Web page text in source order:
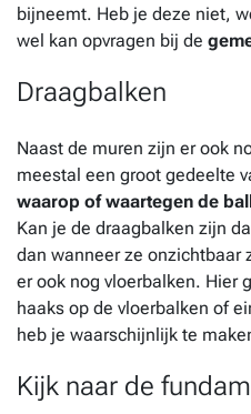
bijneemt. Heb je deze niet,
wel kan opvragen bij de
Draagbalken
Naast de muren zijn er ook
meestal een groot gedeelte
waarop of waartegen de
Kan je de draagbalken zijn
dan wanneer ze onzichtbaar
er ook nog vloerbalken. Hier
haaks op de vloerbalken of
heb je waarschijnlijk te
Kijk naar de